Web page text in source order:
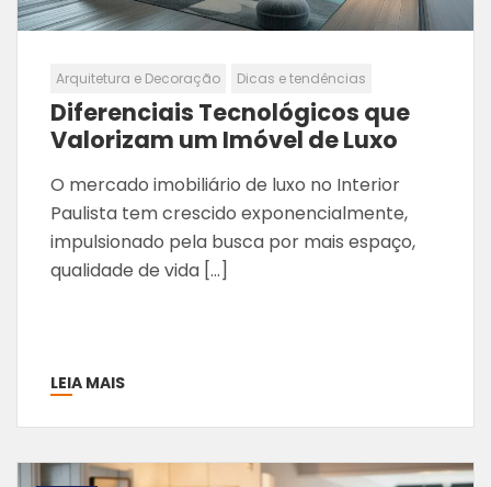
Arquitetura e Decoração Dicas e tendências
Diferenciais Tecnológicos que
Valorizam um Imóvel de Luxo
O mercado imobiliário de luxo no Interior
Paulista tem crescido exponencialmente,
impulsionado pela busca por mais espaço,
qualidade de vida […]
LEIA MAIS